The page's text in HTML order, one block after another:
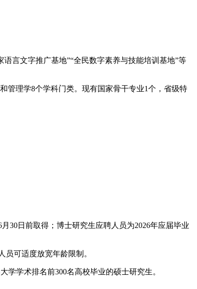
言文字推广基地”“全民数字素养与技能培训基地”等
管理学8个学科门类。现有国家骨干专业1个，省级特
30日前取得；博士研究生应聘人员为2026年应届毕业
员可适度放宽年龄限制。
学学术排名前300名高校毕业的硕士研究生。